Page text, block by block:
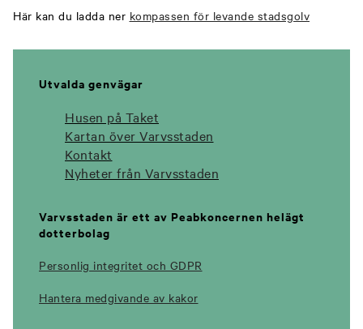
Här kan du ladda ner kompassen för levande stadsgolv
Utvalda genvägar
Husen på Taket
Kartan över Varvsstaden
Kontakt
Nyheter från Varvsstaden
Varvsstaden är ett av Peabkoncernen helägt
dotterbolag
Personlig integritet och GDPR
Hantera medgivande av kakor